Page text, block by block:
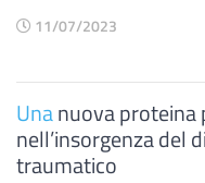
11/07/2023
Unanuova
nell’insorgenza del
traumatico